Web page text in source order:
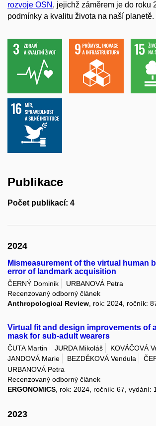
rozvoje OSN , jejichž záměrem je do roku
podmínky a kvalitu života na naší planetě.
Publikace
Počet publikací: 4
2024
Mismeasurement of the virtual human
error of landmark acquisition
ČERNÝ Dominik
URBANOVÁ Petra
Recenzovaný odborný článek
Anthropological Review , rok: 2024, ročník:
Virtual fit and design improvements of
mask for sub-adult wearers
ČUTA Martin JURDA Mikoláš
KOVÁČOVÁ
JANDOVÁ Marie
BEZDĚKOVÁ Vendula
URBANOVÁ Petra
Recenzovaný odborný článek
ERGONOMICS , rok: 2024, ročník: 67, vydání:
2023